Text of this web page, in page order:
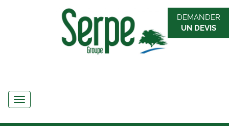
DEMANDER
UN DEVIS
Navigation